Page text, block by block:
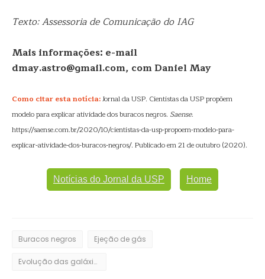
Texto: Assessoria de Comunicação do IAG
Mais informações: e-mail
dmay.astro@gmail.com, com Daniel May
Como citar esta notícia:Jornal da USP. Cientistas da USP propõem
modelo para explicar atividade dos buracos negros. Saense.
https://saense.com.br/2020/10/cientistas-da-usp-propoem-modelo-para-
explicar-atividade-dos-buracos-negros/. Publicado em 21 de outubro (2020).
Notícias do Jornal da USP Home
Buracos negros Ejeção de gás
Evolução das galáxias